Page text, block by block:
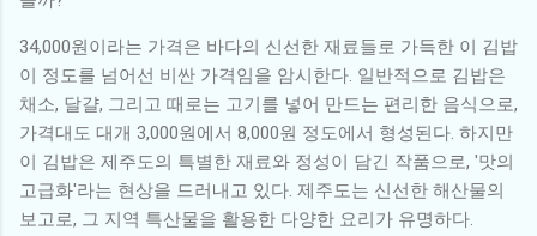
34,000원이라는 가격은 바다의 신선한 재료들로 가득한 이 김밥
이 정도를 넘어선 비싼 가격임을 암시한다. 일반적으로 김밥은
채소, 달걀, 그리고 때로는 고기를 넣어 만드는 편리한 음식으로,
가격대도 대개 3,000원에서 8,000원 정도에서 형성된다. 하지만
이 김밥은 제주도의 특별한 재료와 정성이 담긴 작품으로, '맛의
고급화'라는 현상을 드러내고 있다. 제주도는 신선한 해산물의
보고로, 그 지역 특산물을 활용한 다양한 요리가 유명하다.